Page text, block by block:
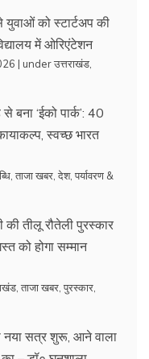
युवाओं को स्टार्टअप की
में ओरिएंटेशन
| underउत्तराखंड
बना ‘ईको पार्क’: 40
स्वच्छ भारत
ताजा खबर देश, पर्यावरण &
की तीलू रौतेली पुरस्कार
को होगा सम्मान
ताजा खबर पुरस्कार
नया सत्र शुरू, आने वाला